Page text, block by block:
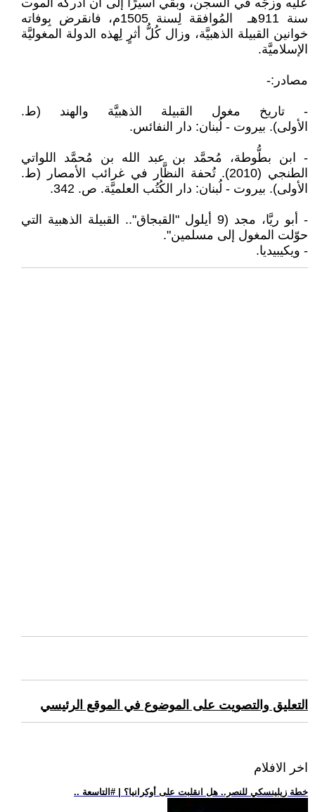
عليه وزجَّه في السجن، وبقي أسيرًا إلى أن أدركه الموت
سنة 911هـ المُوافقة لِسنة 1505م، فانقرض بِوفاته
خوانين القبيلة الذهبيَّة، وزال كُلُّ أثرٍ لِهذه الدولة المغوليَّة
الإسلاميَّة.
مصادر:-
- تاريخ مغول القبيلة الذهبيَّة والهند (ط.
الأولى). بيروت - لُبنان: دار النفائس.
- ابن بطُّوطة، مُحمَّد بن عبد الله بن مُحمَّد اللواتي
الطنجي (2010). تُحفة النظَّار في غرائب الأمصار (ط.
الأولى). بيروت - لُبنان: دار الكُتُب العلميَّة. ص. 342.
- أبو ريَّا، مجد (9 أيلول "القبجاق".. القبيلة الذهبية التي
حوّلت المغول إلى مسلمين".
- ويكيبيديا.
التعليق والتصويت على الموضوع في الموقع الرئيسي
اخر الافلام
.. خطة زيلينسكي للنصر.. هل انقلبت على أوكرانيا؟ | #التاسعة